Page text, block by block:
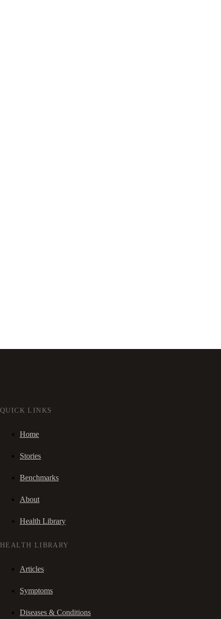
QUICK LINKS
Home
Stories
Benchmarks
About
Health Library
HEALTH LIBRARY
Articles
Symptoms
Diseases & Conditions